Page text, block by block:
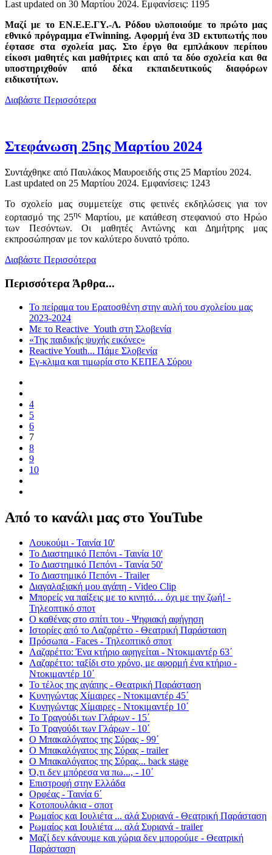
Last updated on 30 Μαρτίου 2024. Εμφανίσεις: 1195
Μαζί με το ΕΝ.Ε.Ε.ΓΥ.-Λ. Ρόδου υλοποιούμε το πρώτο μας
εθνικό πρόγραμμα eTwinning. Αφορμή ένα 3D εκτυπωτής που
έφτασε στα σχολεία μας. Στο έργο θα εμπλάκουν περίπου
είκοσι μαθητές και μαθήτριες και από τα δύο σχολεία και θα
υποστηριχθούν από δέκα εκπαιδευτικούς διαφόρων
ειδικοτήτων.
Διαβάστε Περισσότερα
Στεφάνωση 25ης Μαρτίου 2024
Συντάχθηκε από Παυλάκος Μαυροειδής στις 25 Μαρτίου 2024.
Last updated on 25 Μαρτίου 2024. Εμφανίσεις: 1243
Το σχολείο μας συμμετείχε στις φετινές εκδηλώσεις για τον
εορτασμό της 25ηςΜαρτίου, με κατάθεση στεφανιού στο Ηρώο
των Πεσόντων. Οι μαθητές Αντώνης και Δημήτρης μας
εκπροσώπησαν με τον καλύτερο δυνατό τρόπο.
Διαβάστε Περισσότερα
Περισσότερα Άρθρα...
Το πείραμα του Ερατοσθένη στην αυλή του σχολείου μας
2023-2024
Με το Reactive_Youth στη Σλοβενία
«Της παιδικής ψυχής εικόνες»
Reactive Youth... Πάμε Σλοβενία
Εγ-κλιμα και τιμωρία στο ΚΕΠΕΑ Σύρου
4
5
6
7
8
9
10
Από το κανάλι μας στο YouTube
Λουκούμι - Ταινία 10'
Το Διαστημικό Πεπόνι - Ταινία 10'
Το Διαστημικό Πεπόνι - Ταινία 50'
Το Διαστημικό Πεπόνι - Trailer
Διαγαλαξιακή μου αγάπη - Video Clip
Μπορείς να παίξεις με το κινητό… όχι με την ζωή! -
Τηλεοπτικό σποτ
Ο καθένας στο σπίτι του - Ψηφιακή αφήγηση
Ιστορίες από το Λαζαρέττο - Θεατρική Παράσταση
Πρόσωπα - Faces - Τηλεοπτικό σποτ
Λαζαρέττο: Ένα κτήριο αφηγείται - Ντοκιμαντέρ 63΄
Λαζαρέττο: ταξίδι στο χρόνο, με αφορμή ένα κτήριο -
Ντοκιμαντέρ 10΄
Το τέλος της αγάπης - Θεατρική Παράσταση
Κυνηγώντας Χίμαιρες - Ντοκιμαντέρ 45΄
Κυνηγώντας Χίμαιρες - Ντοκιμαντέρ 10΄
Το Τραγούδι των Γλάρων - 15΄
Το Τραγούδι των Γλάρων - 10΄
Ο Μπακαλόγατος της Σύρας - 99΄
Ο Μπακαλόγατος της Σύρας - trailer
Ο Μπακαλόγατος της Σύρας... back stage
Ό,τι δεν μπόρεσα να πω..., - 10΄
Επιστροφή στην Ελλάδα
Ορφέας - Ταινία 6΄
Κοτοπουλάκια - σποτ
Ρωμαίος και Ιουλιέτα ... αλά Συριανά - Θεατρική Παράσταση
Ρωμαίος και Ιουλιέτα ... αλά Συριανά - trailer
Μαζί δεν κάνουμε και χώρια δεν μπορούμε - Θεατρική
Παράσταση